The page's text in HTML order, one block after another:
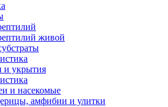
живой
и укрытия
и насекомые
амфибии и улитки